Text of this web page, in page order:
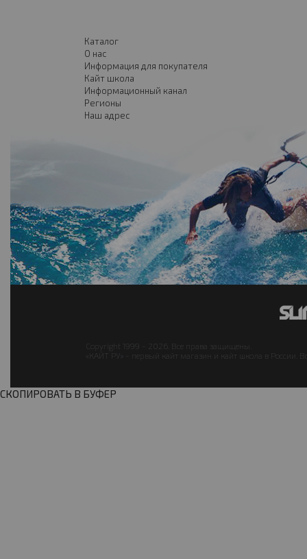
Каталог
О нас
Информация для покупателя
Кайт школа
Информационный канал
Регионы
Наш адрес
Copyright 1999 - 2026. Все права защищены.
«КАЙТ РУ» - первый кайт магазин и кайт школа в России.
СКОПИРОВАТЬ В БУФЕР